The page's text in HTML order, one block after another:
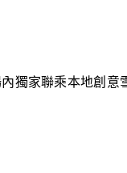
獨家聯乘本地創意